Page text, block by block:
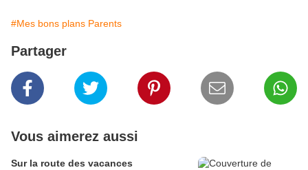
#Mes bons plans Parents
Partager
Vous aimerez aussi
Sur la route des vacances